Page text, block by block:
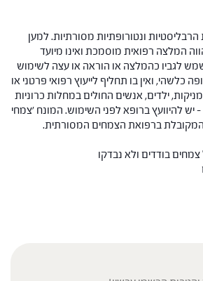
ונטורופתיות מסורתיות. למען
המלצה רפואית מוסמכת ואינו מיועד
לגביו כהמלצה או הוראה או עצה לשימוש
כלשהי, ואין בו תחליף לייעוץ רפואי פרטני או
ילדים, אנשים החולים במחלות כרוניות
יש להיוועץ ברופא לפני השימוש. המונח 'צמחי
ברפואת הצמחים המסורתית.
צמחים בודדים ולא נבדקו